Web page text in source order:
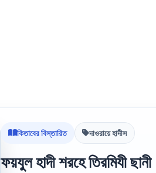
কিতাবের বিস্তারিত দাওরায়ে হাদীস
ফয়যুল হাদী শরহে তিরমিযী ছানী